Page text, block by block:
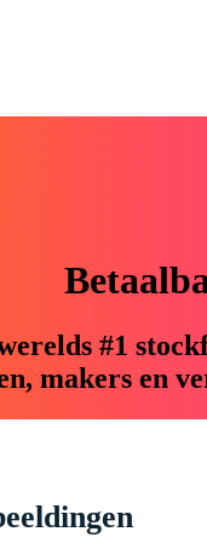
#1
makers en